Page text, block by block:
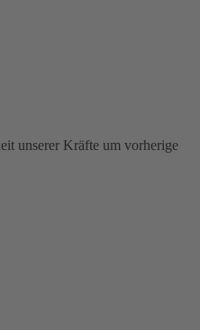
unserer Kräfte um vorherige